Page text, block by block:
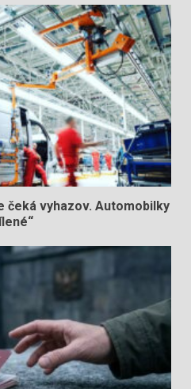
čeká vyhazov. Automobilky